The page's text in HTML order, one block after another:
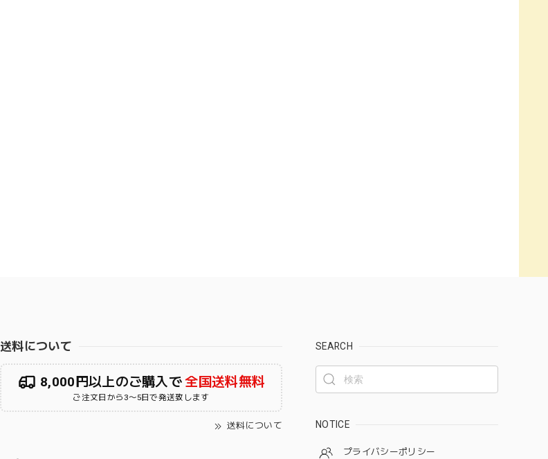
送料について
8,000円以上のご購入で全国送料無料
ご注文日から3〜5日で発送致します
送料について
SEARCH
NOTICE
プライバシーポリシー